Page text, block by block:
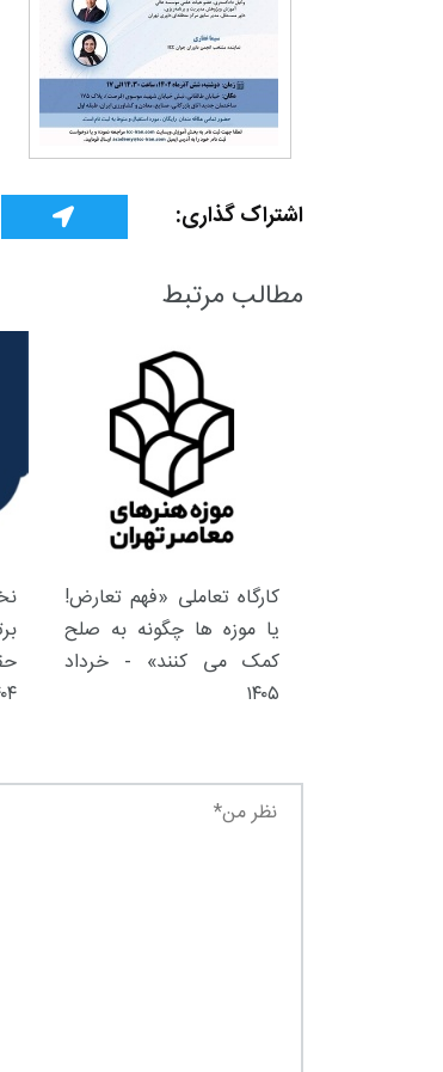
اشتراک گذاری:
مطالب مرتبط
کارگاه تعاملی «فهم تعارض!
یا موزه ها چگونه به صلح
کمک می کنند» - خرداد
۱۴۰۵
1+
معرفی کتاب های حقوقی
1
گفت و گو